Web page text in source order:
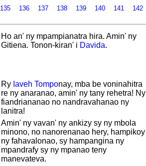
135 136 137 138 139 140 141 142
Ho an' ny mpampianatra hira. Amin' ny
Gitiena. Tonon-kiran' i Davida.
Ry Iaveh Tomponay, mba be voninahitra
re ny anaranao, amin' ny tany rehetra! Ny
fiandriananao no nandravahanao ny
lanitra!
Amin' ny vavan' ny ankizy sy ny mbola
minono, no nanorenanao hery, hampikoy
ny fahavalonao, sy hampangina ny
mpandrafy sy ny mpanao teny
manevateva.